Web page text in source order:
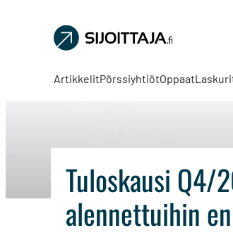
Sijoittaja.fi
Tee
sijoituspäätöksiä
ArtikkelitPörssiyhtiötOppaat
Tuloskausi Q4/
alennettuihin